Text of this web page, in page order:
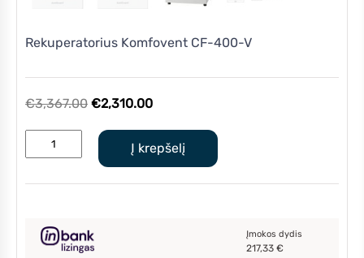
Rekuperatorius Komfovent CF-400-V
€3,367.00 Original
was:
€3,367.00.
€2,310.00Current
is:
€2,310.00.
produkto
kiekis:
400-
Į krepšelį
Įmokos dydis
217,33 €